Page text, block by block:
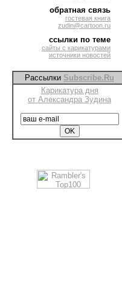
обратная связь
гостевая книга
zudin@cartoon.ru
ссылки по теме
сайты с карикатурами
источники новостей
Рассылки Subscribe.Ru
Карикатура дня
от Александра Зудина